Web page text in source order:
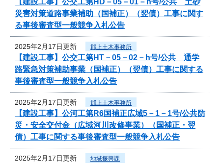
災害対策道路事業補助（国補正）（翌債）工事に関す
る事後審査型一般競争入札公告
2025年2月17日更新 郡上土木事務所
【建設工事】公交工第HT－05－02－h号/公共 通学
路緊急対策補助事業（国補正）（翌債）工事に関する
事後審査型一般競争入札公告
2025年2月17日更新 郡上土木事務所
【建設工事】公河工第R6国補正広域5－1－1号/公共防
災・安全交付金（広域河川改修事業）（国補正・翌
債）工事に関する事後審査型一般競争入札公告
2025年2月17日更新 地域振興課